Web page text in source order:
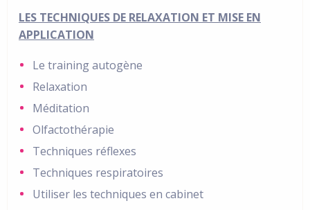
LES TECHNIQUES DE RELAXATION ET MISE EN
APPLICATION
Le training autogène
Relaxation
Méditation
Olfactothérapie
Techniques réflexes
Techniques respiratoires
Utiliser les techniques en cabinet